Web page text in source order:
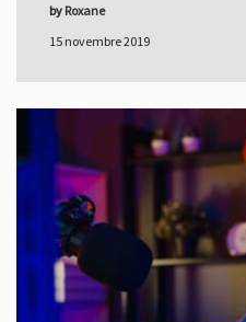
15 novembre 2019
by Roxane